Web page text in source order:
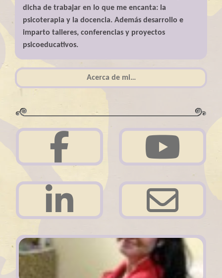
dicha de trabajar en lo que me encanta: la
psicoterapia y la docencia. Además desarrollo e
imparto talleres, conferencias y proyectos
psicoeducativos.
Acerca de mi…
Acerca de mi